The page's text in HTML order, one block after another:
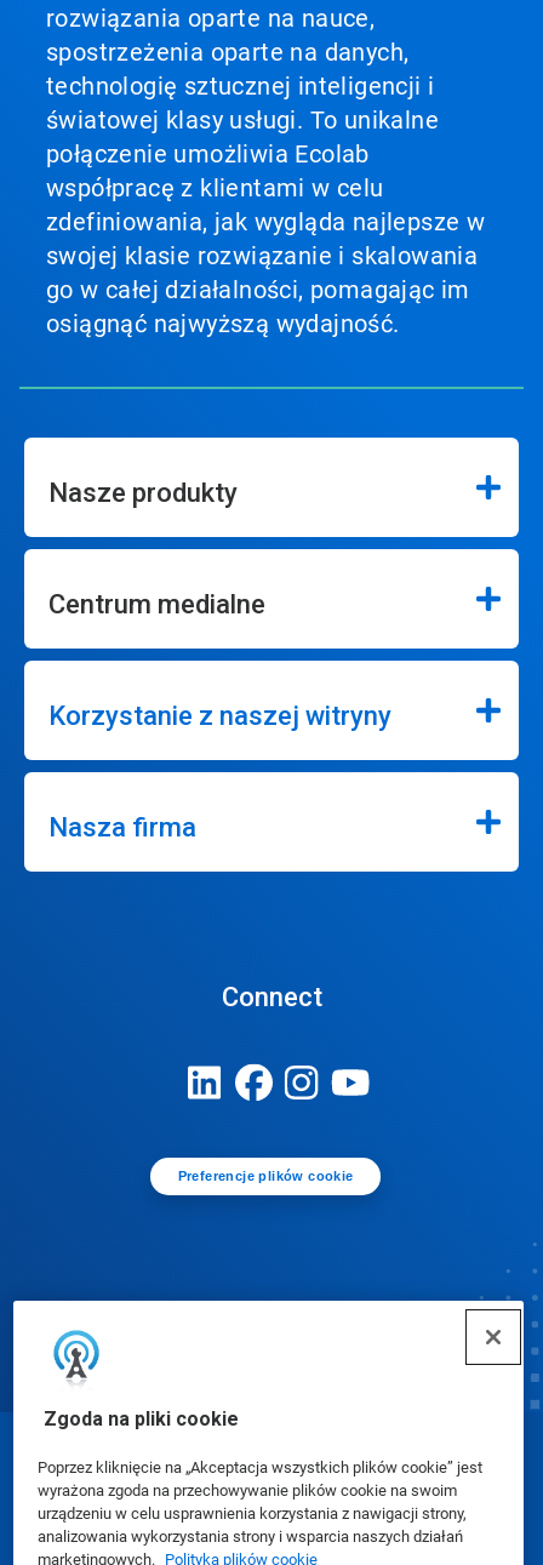
Zgoda na pliki cookie
Poprzez kliknięcie na „Akceptacja wszystkich plików cookie” jest
wyrażona zgoda na przechowywanie plików cookie na swoim
urządzeniu w celu usprawnienia korzystania z nawigacji strony,
analizowania wykorzystania strony i wsparcia naszych działań
marketingowych. Polityka plików cookie
rozwiązania oparte na nauce,
spostrzeżenia oparte na danych,
technologię sztucznej inteligencji i
światowej klasy usługi. To unikalne
połączenie umożliwia Ecolab
współpracę z klientami w celu
zdefiniowania, jak wygląda najlepsze w
swojej klasie rozwiązanie i skalowania
go w całej działalności, pomagając im
osiągnąć najwyższą wydajność.
Nasze produkty
Centrum medialne
Korzystanie z naszej witryny
Nasza firma
Connect
Preferencje plików cookie
© Ecolab Inc. 2025
Karty charakterystyki (SDS)|Polityka prywatności